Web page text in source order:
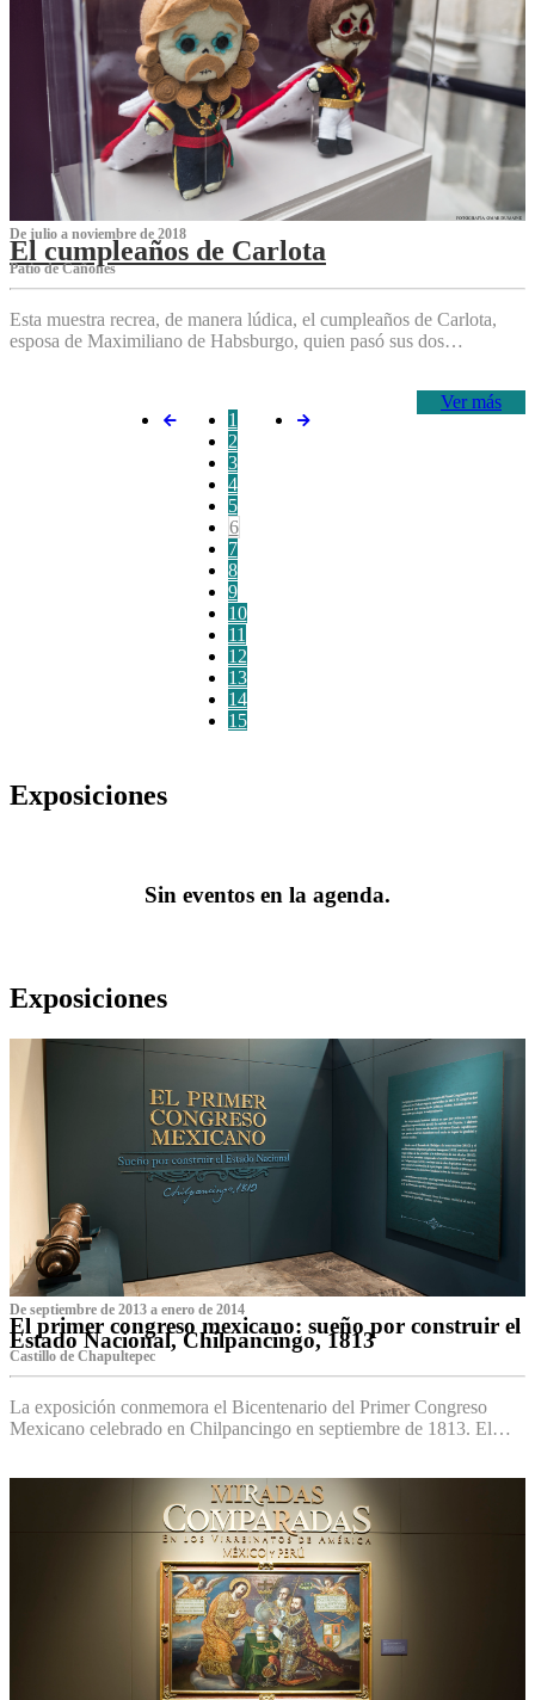
De julio a noviembre de 2018
El cumpleaños de Carlota
Patio de Cañones
Esta muestra recrea, de manera lúdica, el cumpleaños de Carlota,
esposa de Maximiliano de Habsburgo, quien pasó sus dos…
Ver más
1
2
3
4
5
6
7
8
9
10
11
12
13
14
15
Exposiciones
Sin eventos en la agenda.
Exposiciones
De septiembre de 2013 a enero de 2014
El primer congreso mexicano: sueño por construir el
Estado Nacional, Chilpancingo, 1813
Castillo de Chapultepec
La exposición conmemora el Bicentenario del Primer Congreso
Mexicano celebrado en Chilpancingo en septiembre de 1813. El…